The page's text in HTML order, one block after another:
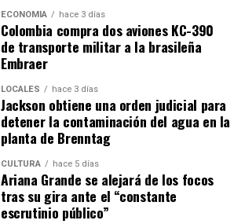
ECONOMÍA hace 3 días
Colombia compra dos aviones KC-390
de transporte militar a la brasileña
Embraer
LOCALES hace 3 días
Jackson obtiene una orden judicial para
detener la contaminación del agua en la
planta de Brenntag
CULTURA hace 5 días
Ariana Grande se alejará de los focos
tras su gira ante el “constante
escrutinio público”